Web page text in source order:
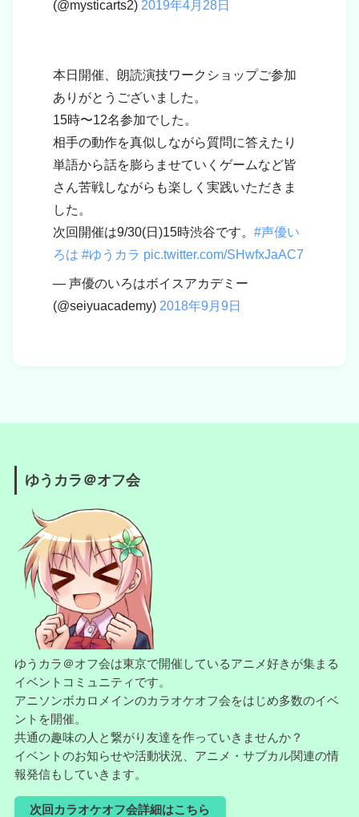
(@mysticarts2) 2019年4月28日
本日開催、朗読演技ワークショップご参加
ありがとうございました。
15時〜12名参加でした。
相手の動作を真似しながら質問に答えたり
単語から話を膨らませていくゲームなど皆
さん苦戦しながらも楽しく実践いただきま
した。
次回開催は9/30(日)15時渋谷です。 #声優い
ろは #ゆうカラ pic.twitter.com/SHwfxJaAC7
— 声優のいろはボイスアカデミー
(@seiyuacademy) 2018年9月9日
ゆうカラ＠オフ会
ゆうカラ＠オフ会は東京で開催しているアニメ好きが集まる
イベントコミュニティです。
アニソンボカロメインのカラオケオフ会をはじめ多数のイベ
ントを開催。
共通の趣味の人と繋がり友達を作っていきませんか？
イベントのお知らせや活動状況、アニメ・サブカル関連の情
報発信もしていきます。
次回カラオケオフ会詳細はこちら